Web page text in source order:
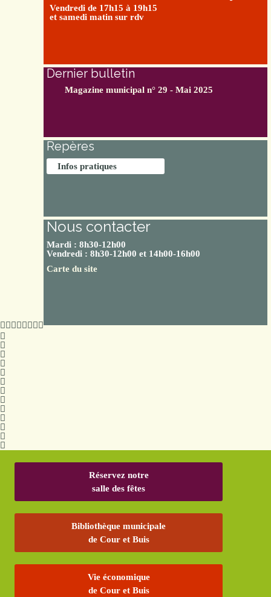
Vendredi de 17h15 à 19h15
et samedi matin sur rdv
Dernier bulletin
Magazine municipal n° 29 - Mai 2025
Repères
Infos pratiques
Nous contacter
Mardi : 8h30-12h00
Vendredi : 8h30-12h00 et 14h00-16h00
Carte du site
Réservez notre
salle des fêtes
Bibliothèque municipale
de Cour et Buis
Vie économique
de Cour et Buis